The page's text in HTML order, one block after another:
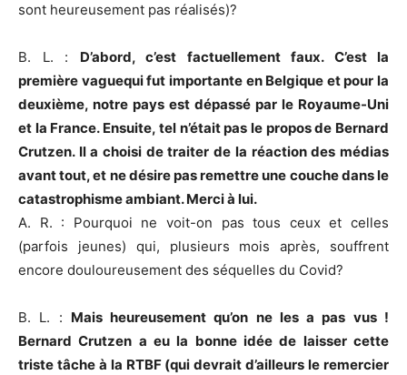
sont heureusement pas réalisés)?
B. L. : D’abord, c’est factuellement faux. C’est la
première vaguequi fut importante en Belgique et pour la
deuxième, notre pays est dépassé par le Royaume-Uni
et la France. Ensuite, tel n’était pas le propos de Bernard
Crutzen. Il a choisi de traiter de la réaction des médias
avant tout, et ne désire pas remettre une couche dans le
catastrophisme ambiant. Merci à lui.
A. R. : Pourquoi ne voit-on pas tous ceux et celles
(parfois jeunes) qui, plusieurs mois après, souffrent
encore douloureusement des séquelles du Covid?
B. L. : Mais heureusement qu’on ne les a pas vus !
Bernard Crutzen a eu la bonne idée de laisser cette
triste tâche à la RTBF (qui devrait d’ailleurs le remercier